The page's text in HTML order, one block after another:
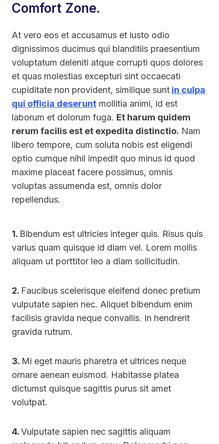
Comfort Zone.
At vero eos et accusamus et iusto odio
dignissimos ducimus qui blanditiis praesentium
voluptatum deleniti atque corrupti quos dolores
et quas molestias excepturi sint occaecati
cupiditate non provident, similique sunt in culpa
qui officia deserunt mollitia animi, id est
laborum et dolorum fuga. Et harum quidem
rerum facilis est et expedita distinctio. Nam
libero tempore, cum soluta nobis est eligendi
optio cumque nihil impedit quo minus id quod
maxime placeat facere possimus, omnis
voluptas assumenda est, omnis dolor
repellendus.
1. Bibendum est ultricies integer quis. Risus quis
varius quam quisque id diam vel. Lorem mollis
aliquam ut porttitor leo a diam sollicitudin.
2. Faucibus scelerisque eleifend donec pretium
vulputate sapien nec. Aliquet bibendum enim
facilisis gravida neque convallis. In hendrerit
gravida rutrum.
3. Mi eget mauris pharetra et ultrices neque
ornare aenean euismod. Habitasse platea
dictumst quisque sagittis purus sit amet
volutpat.
4.Vulputate sapien nec sagittis aliquam